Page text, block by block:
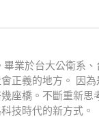
業於台大公衛系
正義的地方。 因
座橋。不斷重新
技時代的新方式。